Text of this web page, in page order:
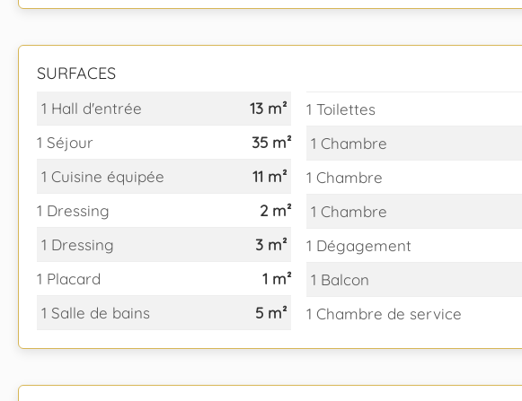
SURFACES
1 Hall d'entrée
13 m²
1 Séjour
35 m²
1 Cuisine équipée
11 m²
1 Dressing
2 m²
1 Dressing
3 m²
1 Placard
1 m²
1 Salle de bains
5 m²
1 Toilettes
1 Chambre
1 Chambre
1 Chambre
1 Dégagement
1 Balcon
1 Chambre de service